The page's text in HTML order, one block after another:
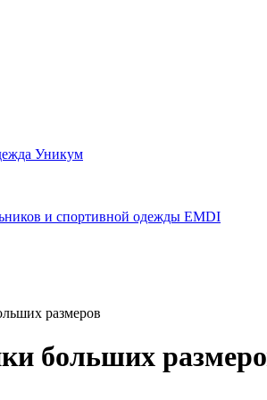
Уникум
и спортивной одежды EMDI
размеров
больших